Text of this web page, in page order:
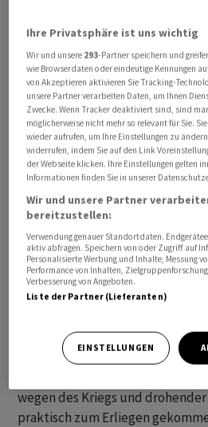
Der Tanker «Shivalik» erreichte
Mundra an der indischen
NDTV und andere indische
LPG-Tanker «Nanda Devi»
Zudem sei der Öltanker «Jag
Vereinigten Arabischen
auf dem Weg nach Indien.
Noch 22 Schiffe mit indischer
Nach Angaben der Regierung in
derzeit noch 22 indisch
der Strasse von Hormus im
sichere Durchfahrt warten. Alle
Der Schiffsverkehr in der
wegen des Kriegs und
praktisch zum Erliegen
Ihre Privatsphäre ist uns wichtig
Wir und unsere 293-Partner speichern und
wie Browserdaten oder eindeutige Kennungen
von Akzeptieren aktivieren Sie Tracking-
unsere Partner verarbeiten Daten, um Ihnen
Zwecke. Wenn Tracker deaktiviert sind, sind
möglicherweise nicht mehr so relevant für Sie.
wieder aufrufen, um Ihre Einstellungen zu
widerrufen, indem Sie auf den Link
der Webseite klicken. Ihre Einstellungen gelten
Informationen finden Sie in unserer
Wir und unsere Partner
bereitzustellen:
Verwendung genauer Standortdaten.
aktiv abfragen. Speichern von oder Zugriff auf
Personalisierte Werbung und Inhalte, Messung
Performance von Inhalten,
Verbesserung von Angeboten.
Liste der Partner (Lieferanten)
EINSTELLUNGEN